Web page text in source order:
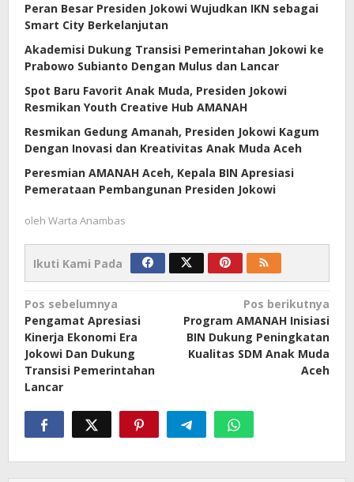
Peran Besar Presiden Jokowi Wujudkan IKN sebagai
Smart City Berkelanjutan
Akademisi Dukung Transisi Pemerintahan Jokowi ke
Prabowo Subianto Dengan Mulus dan Lancar
Spot Baru Favorit Anak Muda, Presiden Jokowi
Resmikan Youth Creative Hub AMANAH
Resmikan Gedung Amanah, Presiden Jokowi Kagum
Dengan Inovasi dan Kreativitas Anak Muda Aceh
Peresmian AMANAH Aceh, Kepala BIN Apresiasi
Pemerataan Pembangunan Presiden Jokowi
oleh Warta Anambas
Ikuti Kami Pada
Navigasi
pos
Pos sebelumnya
Pengamat Apresiasi
Kinerja Ekonomi Era
Jokowi Dan Dukung
Transisi Pemerintahan
Lancar
Pos berikutnya
Program AMANAH Inisiasi
BIN Dukung Peningkatan
Kualitas SDM Anak Muda
Aceh